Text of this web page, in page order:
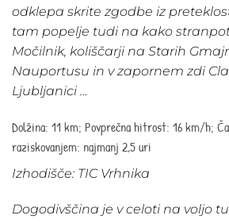
odklepa skrite zgodbe iz
tam popelje tudi na kako
Močilnik, koliščarji na Starih
Nauportusu in v zapornem zdi
Ljubljanici …
Dolžina: 11 km; Povprečna hitrost: 16 km/h;
raziskovanjem: najmanj 2,5 uri
Izhodišče: TIC Vrhnika
Dogodivščina je v celoti na voljo